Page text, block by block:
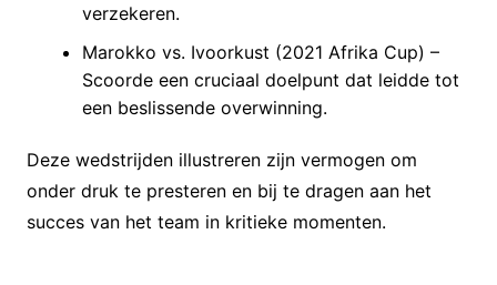
verzekeren.
Marokko vs. Ivoorkust (2021 Afrika Cup) –
Scoorde een cruciaal doelpunt dat leidde tot
een beslissende overwinning.
Deze wedstrijden illustreren zijn vermogen om
onder druk te presteren en bij te dragen aan het
succes van het team in kritieke momenten.